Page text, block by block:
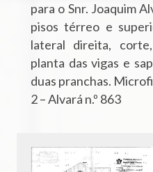
para o Snr. Joaquim
pisos térreo e
lateral direita,
planta das vigas e
duas pranchas.
2 – Alvará n.º 863